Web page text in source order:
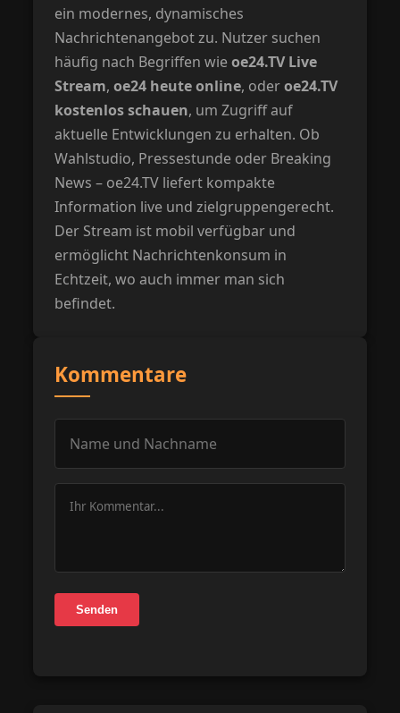
ein modernes, dynamisches
Nachrichtenangebot zu. Nutzer suchen
häufig nach Begriffen wieoe24.TV Live
Stream,oe24 heute online, oderoe24.TV
kostenlos schauen, um Zugriff auf
aktuelle Entwicklungen zu erhalten. Ob
Wahlstudio, Pressestunde oder Breaking
News – oe24.TV liefert kompakte
Information live und zielgruppengerecht.
Der Stream ist mobil verfügbar und
ermöglicht Nachrichtenkonsum in
Echtzeit, wo auch immer man sich
befindet.
Kommentare
Senden